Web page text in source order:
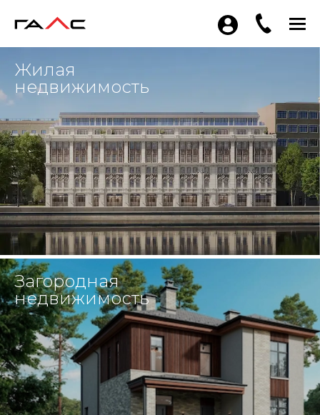
Жилая
недвижимость
Загородная
недвижимость